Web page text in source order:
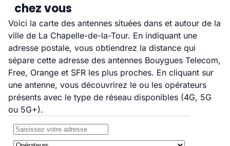
chez vous
Voici la carte des antennes situées dans et autour de la
ville de La Chapelle-de-la-Tour. En indiquant une
adresse postale, vous obtiendrez la distance qui
sépare cette adresse des antennes Bouygues Telecom,
Free, Orange et SFR les plus proches. En cliquant sur
une antenne, vous découvrirez le ou les opérateurs
présents avec le type de réseau disponibles (4G, 5G
ou 5G+).